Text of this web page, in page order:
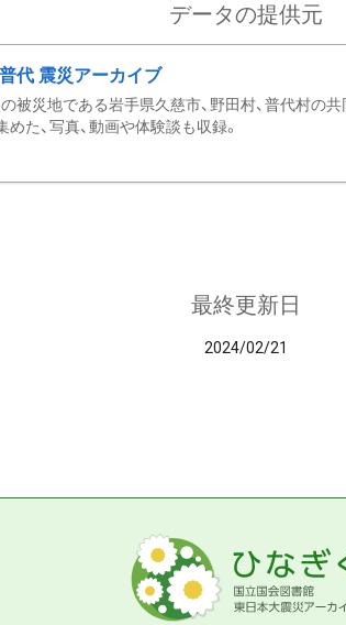
データの提供元
普代 震災アーカイブ
被災地である岩手県久慈市、野田村、普代村の
めた、写真、動画や体験談も収録。
最終更新日
2024/02/21